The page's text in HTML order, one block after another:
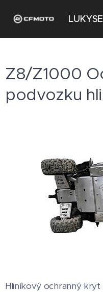
Z8/Z1000
podvozku
Hliníkový ochranný